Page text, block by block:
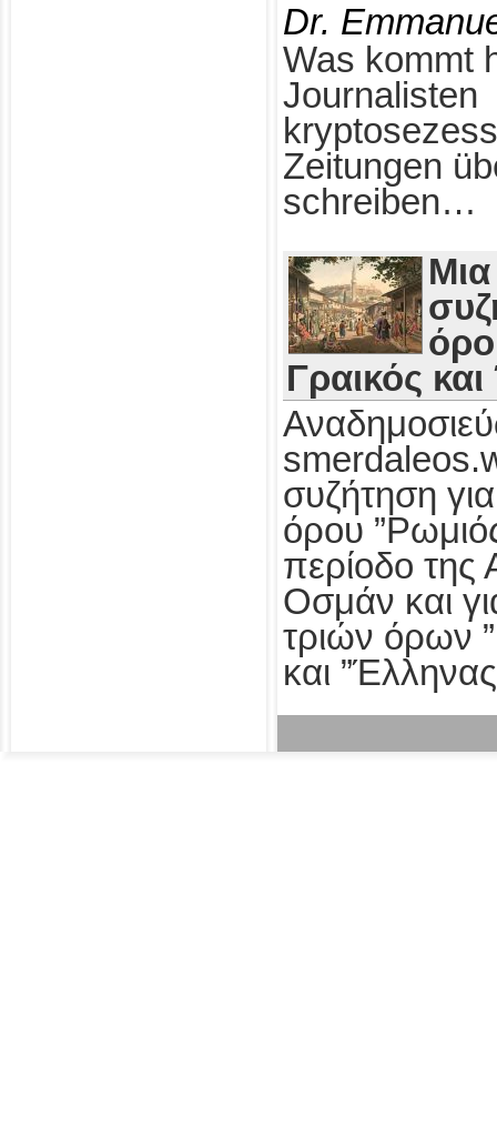
Dr.
Was kommt
Journalisten
Zeitungen
schreiben…
Μια
Γραικός
συζήτηση
όρου
περίοδο της
Οσμάν και
τριών όρων
και